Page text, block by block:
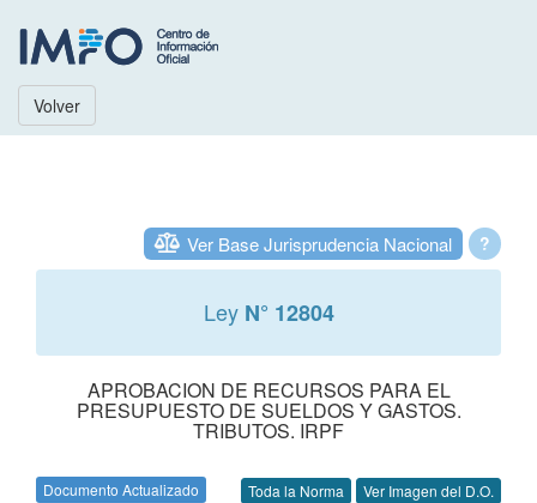
Volver
?
Ver Base Jurisprudencia Nacional
Ley N° 12804
APROBACION DE RECURSOS PARA EL
PRESUPUESTO DE SUELDOS Y GASTOS.
TRIBUTOS. IRPF
Documento Actualizado Toda la Norma Ver Imagen del D.O.